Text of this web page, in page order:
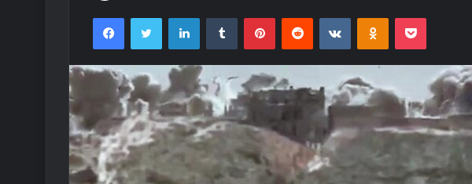
FacebookTwitter LinkedInTumblr PinterestReddit VKontakteOdnoklassniki
Pocket